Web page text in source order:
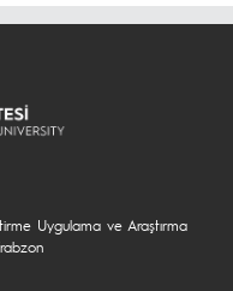
Uygulama ve Araştırma